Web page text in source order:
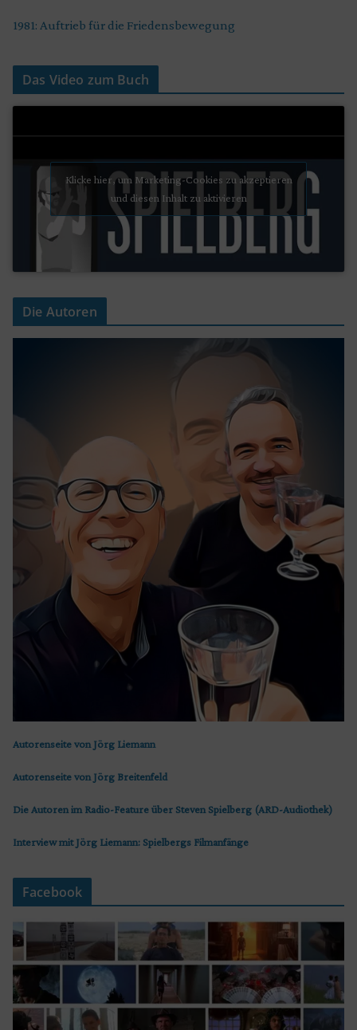
1981: Auftrieb für die Friedensbewegung
Das Video zum Buch
Klicke hier, um Marketing-Cookies zu akzeptieren
und diesen Inhalt zu aktivieren
Die Autoren
Autorenseite von Jörg Liemann
Autorenseite von Jörg Breitenfeld
Die Autoren im Radio-Feature über Steven Spielberg (ARD-Audiothek)
Interview mit Jörg Liemann: Spielbergs Filmanfänge
Facebook